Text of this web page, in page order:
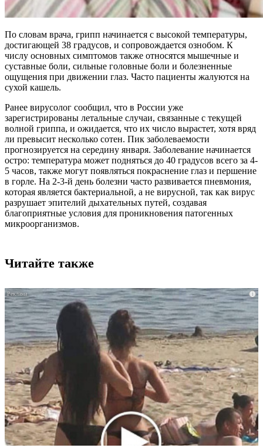
По словам врача, грипп начинается с высокой температуры,
достигающей 38 градусов, и сопровождается ознобом. К
числу основных симптомов также относятся мышечные и
суставные боли, сильные головные боли и болезненные
ощущения при движении глаз. Часто пациенты жалуются на
сухой кашель.
Ранее вирусолог сообщил, что в России уже
зарегистрированы летальные случаи, связанные с текущей
волной гриппа, и ожидается, что их число вырастет, хотя вряд
ли превысит несколько сотен. Пик заболеваемости
прогнозируется на середину января. Заболевание начинается
остро: температура может подняться до 40 градусов всего за 4-
5 часов, также могут появляться покраснение глаз и першение
в горле. На 2-3-й день болезни часто развивается пневмония,
которая является бактериальной, а не вирусной, так как вирус
разрушает эпителий дыхательных путей, создавая
благоприятные условия для проникновения патогенных
микроорганизмов.
Читайте также
i